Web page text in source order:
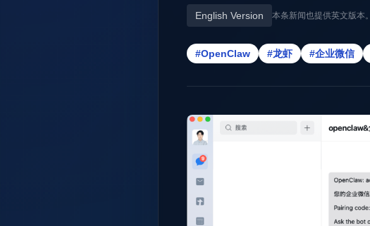
English Version 本条新闻也提供英文版本。
#OpenClaw #龙虾 #企业微信